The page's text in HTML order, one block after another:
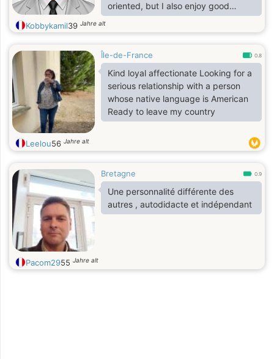
oriented, but I also enjoy good
conversations, laughter, travelling,
and creating beautiful memories
looking for perfection. I’m looking for
a woman who is genuine, kind, loyal,
emotionally mature, and ready to
build something together. I believe a
strong relationship is built on
honesty, respect, communication
Kobbykamil39 Jahre alt
Île-de-France 0.8
Kind loyal affectionate Looking for a
serious relationship with a person
whose native language is American
Ready to leave my country
Leelou56 Jahre alt
Bretagne 0.9
Une personnalité différente des
autres , autodidacte et indépendant
Pacom2955 Jahre alt